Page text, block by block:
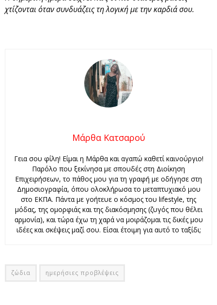
χτίζονται όταν συνδυάζεις τη λογική με την καρδιά σου.
Μάρθα Κατσαρού
Γεια σου φίλη! Είμαι η Μάρθα και αγαπώ καθετί καινούργιο!
Παρόλο που ξεκίνησα με σπουδές στη Διοίκηση
Επιχειρήσεων, το πάθος μου για τη γραφή με οδήγησε στη
Δημοσιογραφία, όπου ολοκλήρωσα το μεταπτυχιακό μου
στο ΕΚΠΑ. Πάντα με γοήτευε ο κόσμος του lifestyle, της
μόδας, της ομορφιάς και της διακόσμησης (ζυγός που θέλει
αρμονία), και τώρα έχω τη χαρά να μοιράζομαι τις δικές μου
ιδέες και σκέψεις μαζί σου. Είσαι έτοιμη για αυτό το ταξίδι;
ζώδια ημερήσιες προβλέψεις